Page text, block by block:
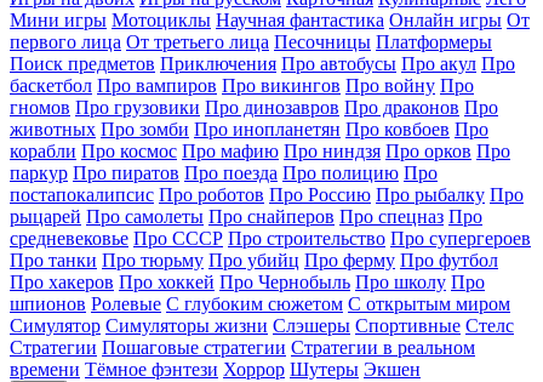
Мини игры Мотоциклы Научная фантастика Онлайн игры От
первого лица От третьего лица Песочницы Платформеры
Поиск предметов Приключения Про автобусы Про акул Про
баскетбол Про вампиров Про викингов Про войну Про
гномов Про грузовики Про динозавров Про драконов Про
животных Про зомби Про инопланетян Про ковбоев Про
корабли Про космос Про мафию Про ниндзя Про орков Про
паркур Про пиратов Про поезда Про полицию Про
постапокалипсис Про роботов Про Россию Про рыбалку Про
рыцарей Про самолеты Про снайперов Про спецназ Про
средневековье Про СССР Про строительство Про супергероев
Про танки Про тюрьму Про убийц Про ферму Про футбол
Про хакеров Про хоккей Про Чернобыль Про школу Про
шпионов Ролевые С глубоким сюжетом С открытым миром
Симулятор Симуляторы жизни Слэшеры Спортивные Стелс
Стратегии Пошаговые стратегии Стратегии в реальном
времени Тёмное фэнтези Хоррор Шутеры Экшен